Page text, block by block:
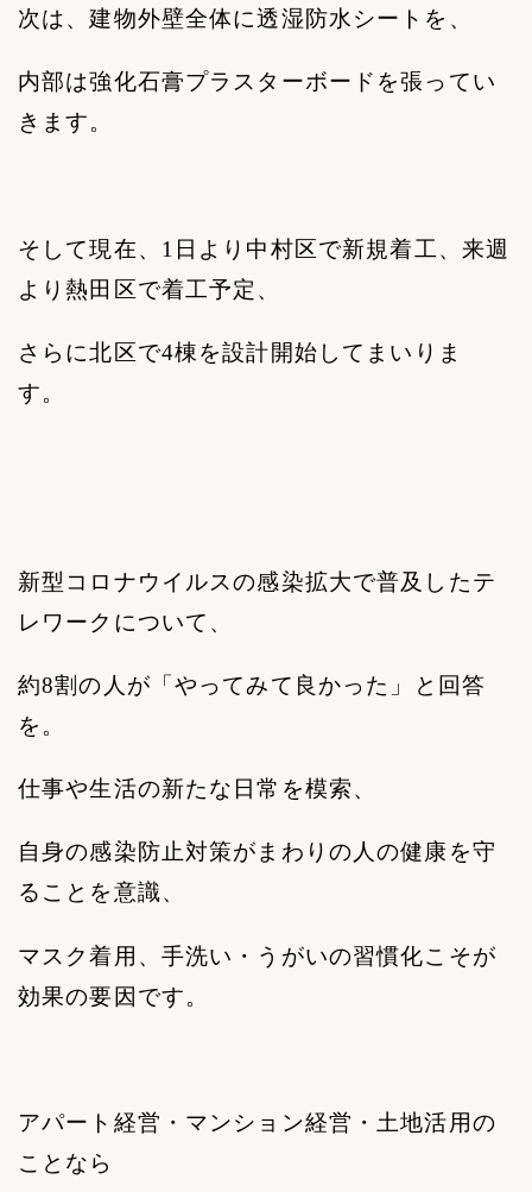
次は、建物外壁全体に透湿防水シートを、
内部は強化石膏プラスターボードを張ってい
きます。
そして現在、 1 日より中村区で新規着工、来週
より熱田区で着工予定、
さらに北区で4棟を設計開始してまいりま
す。
新型コロナウイルスの感染拡大で普及したテ
レワークについて、
約8割の人が「やってみて良かった」と回答
を。
仕事や生活の新たな日常を模索、
自身の感染防止対策がまわりの人の健康を守
ることを意識、
マスク着用、手洗い・うがいの習慣化こそが
効果の要因です。
アパート経営・マンション経営・土地活用の
ことなら